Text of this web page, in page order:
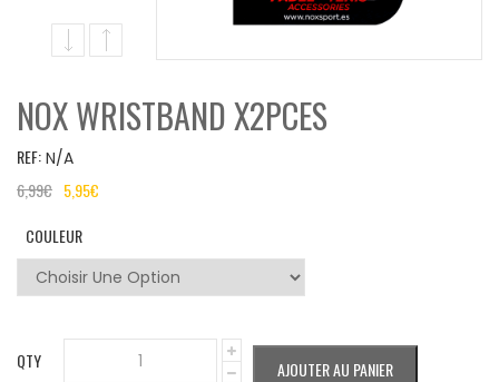
NOX WRISTBAND X2PCES
REF: N/A
6,99€ 5,95€
COULEUR
QTY AJOUTER AU PANIER